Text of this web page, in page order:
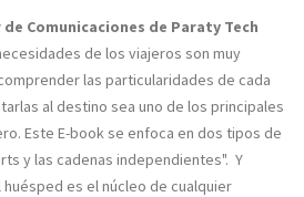
Comunicaciones de Paraty Tech
de los viajeros son muy
las particularidades de cada
al destino sea uno de los principales
Este E-book se enfoca en dos tipos de
y las cadenas independientes". Y
es el núcleo de cualquier